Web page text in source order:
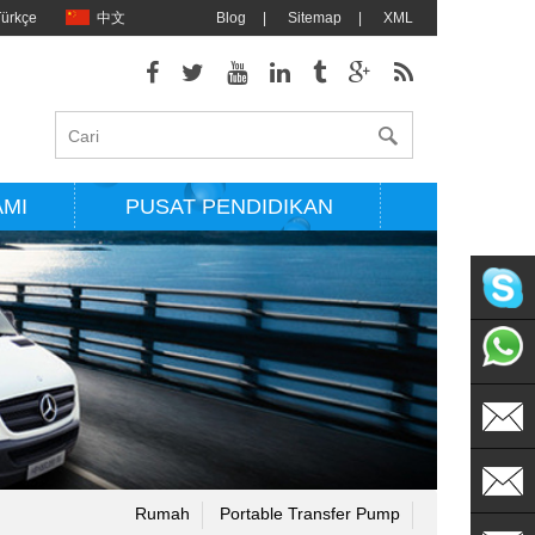
中文 Blog Sitemap XML
PUSAT PENDIDIKAN
Rumah Portable Transfer Pump